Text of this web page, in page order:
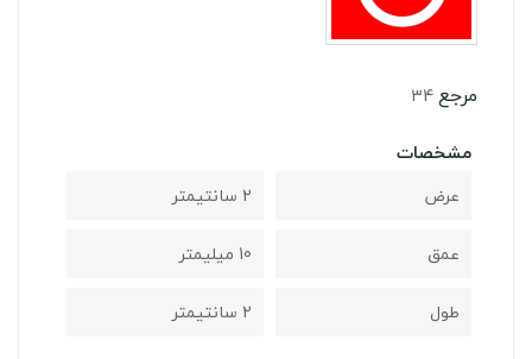
مرجع34
مشخصات
عرض
2 سانتیمتر
عمق
10 میلیمتر
طول
2 سانتیمتر